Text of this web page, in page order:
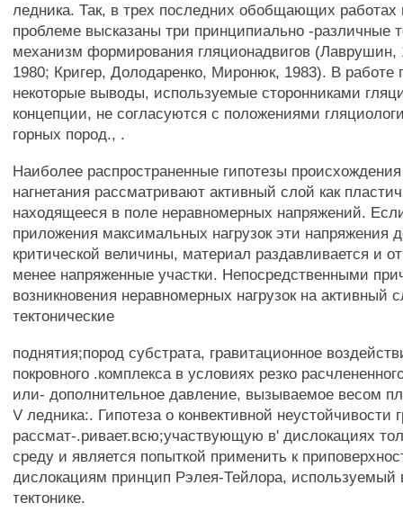
ледника. Так, в трех последних обобщающих работах
проблеме высказаны три принципиально -различные
механизм формирования гляционадвигов (Лаврушин,
1980; Кригер, Долодаренко, Миронюк, 1983). В работе
некоторые выводы, используемые сторонниками
концепции, не согласуются с положениями
горных пород., .
Наиболее распространенные гипотезы
нагнетания рассматривают активный слой как
находящееся в поле неравномерных напряжений.
приложения максимальных нагрузок эти напряжения
критической величины, материал раздавливается и
менее напряженные участки. Непосредственными
возникновения неравномерных нагрузок на активный
тектонические
поднятия;пород субстрата, гравитационное
покровного .комплекса в условиях резко
или- дополнительное давление, вызываемое весом
V ледника:. Гипотеза о конвективной неустойчивости
рассмат-.ривает.всю;участвующую в' дислокациях
среду и является попыткой применить к
дислокациям принцип Рэлея-Тейлора, используемый
тектонике.